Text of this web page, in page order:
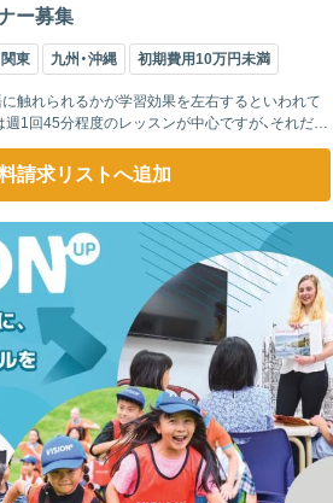
ー募集
関東 九州・沖縄 初期費用10万円未満
触れられるかが学習効果を左右するといわれて
1回45分程度のレッスンが中心ですが、それだけ
できても、「英語を使う」時間は限られてしまい...
請求リストへ追加